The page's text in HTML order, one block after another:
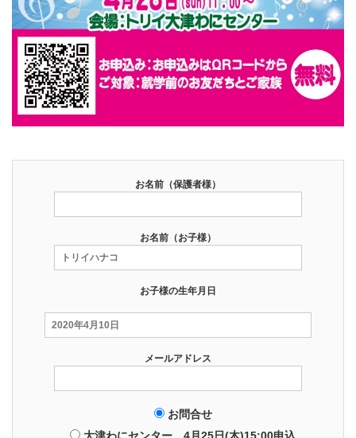
お名前（保護者様）
お名前（お子様）
お子様の生年月日
メールアドレス
お問合せ